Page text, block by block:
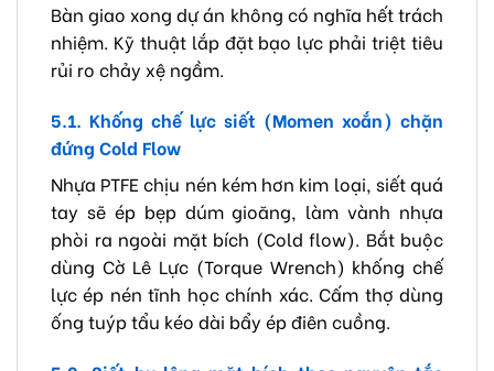
Bàn giao xong dự án không có nghĩa hết trách
nhiệm. Kỹ thuật lắp đặt bạo lực phải triệt tiêu
rủi ro chảy xệ ngầm.
5.1. Khống chế lực siết (Momen xoắn) chặn
đứng Cold Flow
Nhựa PTFE chịu nén kém hơn kim loại, siết quá
tay sẽ ép bẹp dúm gioăng, làm vành nhựa
phòi ra ngoài mặt bích (Cold flow). Bắt buộc
dùng Cờ Lê Lực (Torque Wrench) khống chế
lực ép nén tĩnh học chính xác. Cấm thợ dùng
ống tuýp tẩu kéo dài bẩy ép điên cuồng.